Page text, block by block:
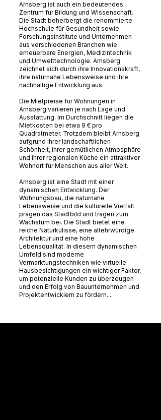
Arnsberg ist auch ein bedeutendes
Zentrum für Bildung und Wissenschaft.
Die Stadt beherbergt die renommierte
Hochschule für Gesundheit sowie
Forschungsinstitute und Unternehmen
aus verschiedenen Branchen wie
erneuerbare Energien, Medizintechnik
und Umwelttechnologie. Arnsberg
zeichnet sich durch ihre Innovationskraft,
ihre naturnahe Lebensweise und ihre
nachhaltige Entwicklung aus.
Die Mietpreise für Wohnungen in
Arnsberg variieren je nach Lage und
Ausstattung. Im Durchschnitt liegen die
Mietkosten bei etwa 9 € pro
Quadratmeter. Trotzdem bleibt Arnsberg
aufgrund ihrer landschaftlichen
Schönheit, ihrer gemütlichen Atmosphäre
und ihrer regionalen Küche ein attraktiver
Wohnort für Menschen aus aller Welt.
Arnsberg ist eine Stadt mit einer
dynamischen Entwicklung. Der
Wohnungsbau, die naturnahe
Lebensweise und die kulturelle Vielfalt
prägen das Stadtbild und tragen zum
Wachstum bei. Die Stadt bietet eine
reiche Naturkulisse, eine altehrwürdige
Architektur und eine hohe
Lebensqualität. In diesem dynamischen
Umfeld sind moderne
Vermarktungstechniken wie virtuelle
Hausbesichtigungen ein wichtiger Faktor,
um potenzielle Kunden zu überzeugen
und den Erfolg von Bauunternehmen und
Projektentwicklern zu fördern....